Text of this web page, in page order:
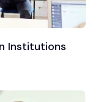
Institutions